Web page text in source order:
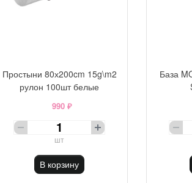
Простыни 80х200cm 15g\m2
рулон 100шт белые
990 ₽
шт
В корзину
База